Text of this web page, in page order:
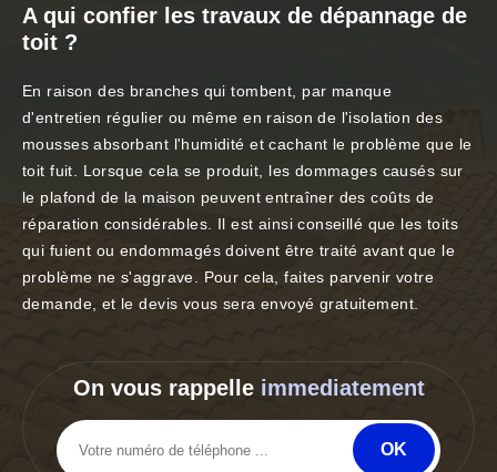
A qui confier les travaux de dépannage de
toit ?
En raison des branches qui tombent, par manque
d'entretien régulier ou même en raison de l'isolation des
mousses absorbant l'humidité et cachant le problème que le
toit fuit. Lorsque cela se produit, les dommages causés sur
le plafond de la maison peuvent entraîner des coûts de
réparation considérables. Il est ainsi conseillé que les toits
qui fuient ou endommagés doivent être traité avant que le
problème ne s'aggrave. Pour cela, faites parvenir votre
demande, et le devis vous sera envoyé gratuitement.
On vous rappelle immediatement